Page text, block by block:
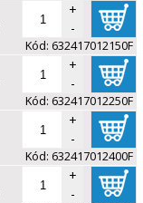
+
-
Kód: 632417012150F
+
-
Kód: 632417012250F
+
-
Kód: 632417012400F
+
-